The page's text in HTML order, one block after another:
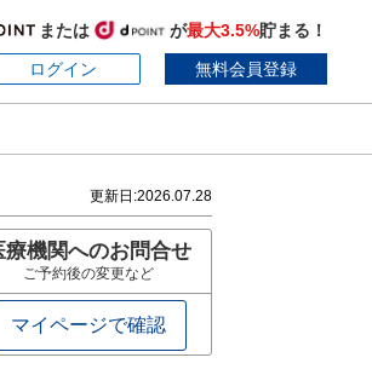
または が最大3.5%貯まる！
ログイン
無料会員登録
更新日:2026.07.28
療機関へのお問合せ
ご予約後の変更など
マイページで確認